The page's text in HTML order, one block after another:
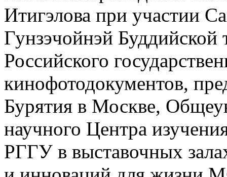
Итигэлова при участии
Гунзэчойнэй
Российского
кинофотодокументов,
Бурятия в Москве,
научного Центра
РГГУ в выставочных